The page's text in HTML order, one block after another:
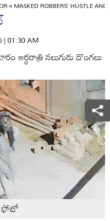
»MASKED ROBBERS' HUSTLE AND
| 01:30 AM
నలుగురు దొంగలు
ఫోటో